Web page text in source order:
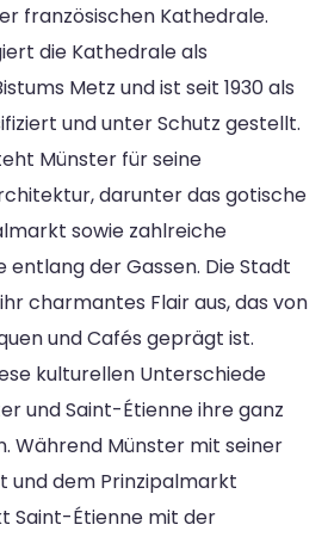
französischen Kathedrale.
die Kathedrale als
Metz und ist seit 1930 als
und unter Schutz gestellt.
Münster für seine
darunter das gotische
sowie zahlreiche
entlang der Gassen. Die Stadt
charmantes Flair aus, das von
und Cafés geprägt ist.
kulturellen Unterschiede
und Saint-Étienne ihre ganz
Während Münster mit seiner
und dem Prinzipalmarkt
Saint-Étienne mit der